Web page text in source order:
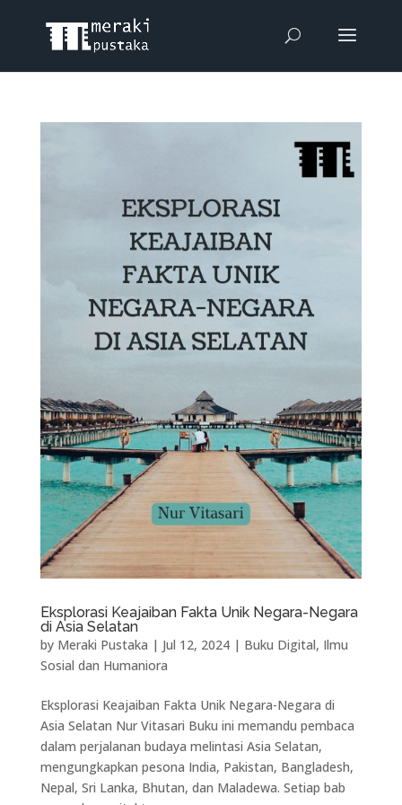
Eksplorasi Keajaiban Fakta Unik Negara-Negara
di Asia Selatan
by Meraki Pustaka | Jul 12, 2024| Buku Digital, Ilmu
Sosial dan Humaniora
Eksplorasi Keajaiban Fakta Unik Negara-Negara di
Asia Selatan Nur Vitasari Buku ini memandu pembaca
dalam perjalanan budaya melintasi Asia Selatan,
mengungkapkan pesona India, Pakistan, Bangladesh,
Nepal, Sri Lanka, Bhutan, dan Maladewa. Setiap bab